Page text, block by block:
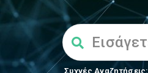
Συχνές Αναζητήσεις: